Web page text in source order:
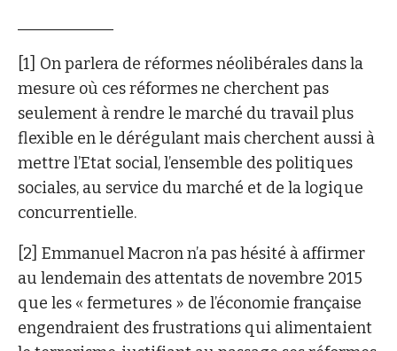
[1] On parlera de réformes néolibérales dans la
mesure où ces réformes ne cherchent pas
seulement à rendre le marché du travail plus
flexible en le dérégulant mais cherchent aussi à
mettre l’Etat social, l’ensemble des politiques
sociales, au service du marché et de la logique
concurrentielle.
[2] Emmanuel Macron n’a pas hésité à affirmer
au lendemain des attentats de novembre 2015
que les « fermetures » de l’économie française
engendraient des frustrations qui alimentaient